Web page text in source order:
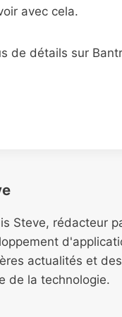
avec cela.
de détails sur
Steve, rédacteur
actualités et
de la technologie.